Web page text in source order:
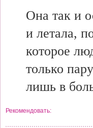
Она так и
и летала,
которое
только
лишь в
Рекомендовать: